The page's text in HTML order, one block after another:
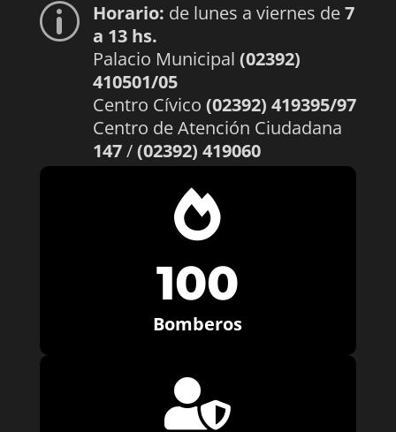
p Horario: de lunes a viernes de7
a 13 hs.
Palacio Municipal (02392)
410501/05
Centro Cívico (02392) 419395/97
Centro de Atención Ciudadana
147/(02392) 419060

100
Bomberos
